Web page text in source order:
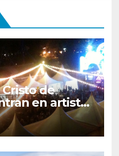
Cristo de
en artistas